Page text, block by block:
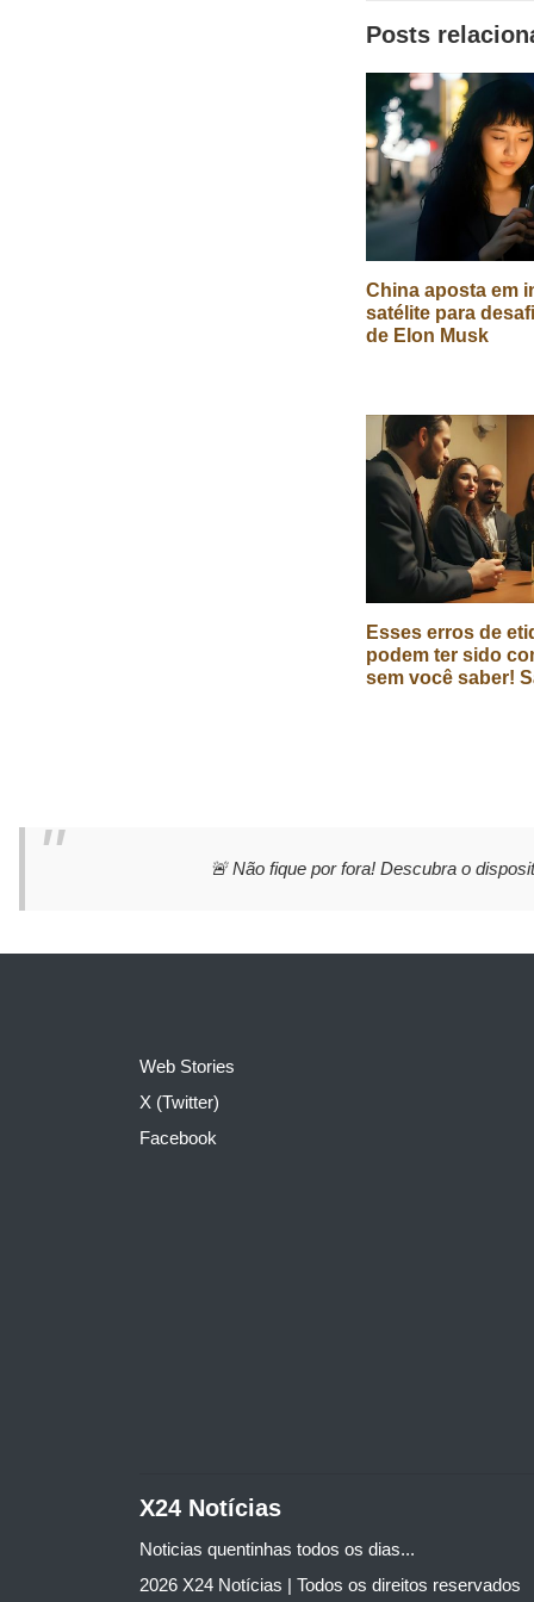
Posts
China aposta em
satélite para
de Elon Musk
Esses erros de
podem ter sido
sem você saber!
🚨 Não fique por fora! Descubra o
Web Stories
X (Twitter)
Facebook
X24 Notícias
Noticias quentinhas todos os dias...
2026 X24 Notícias | Todos os direitos reservados